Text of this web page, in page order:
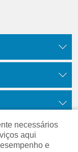
necessários
aqui
e